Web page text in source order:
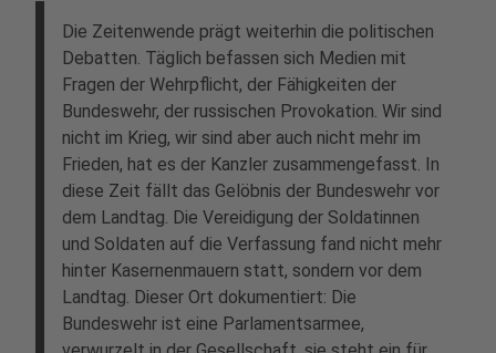
Die Zeitenwende prägt weiterhin die politischen
Debatten. Täglich befassen sich Medien mit
Fragen der Wehrpflicht, der Fähigkeiten der
Bundeswehr, der russischen Provokation. Wir sind
nicht im Krieg, wir sind aber auch nicht mehr im
Frieden, hat es der Kanzler zusammengefasst. In
diese Zeit fällt das Gelöbnis der Bundeswehr vor
dem Landtag. Die Vereidigung der Soldatinnen
und Soldaten auf die Verfassung fand nicht mehr
hinter Kasernenmauern statt, sondern vor dem
Landtag. Dieser Ort dokumentiert: Die
Bundeswehr ist eine Parlamentsarmee,